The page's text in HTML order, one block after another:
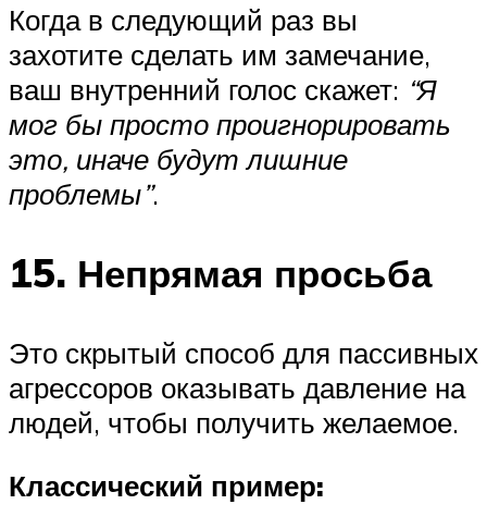
Когда в следующий раз вы
захотите сделать им замечание,
ваш внутренний голос скажет: “Я
мог бы просто проигнорировать
это, иначе будут лишние
проблемы”.
15. Непрямая просьба
Это скрытый способ для пассивных
агрессоров оказывать давление на
людей, чтобы получить желаемое.
Классический пример: